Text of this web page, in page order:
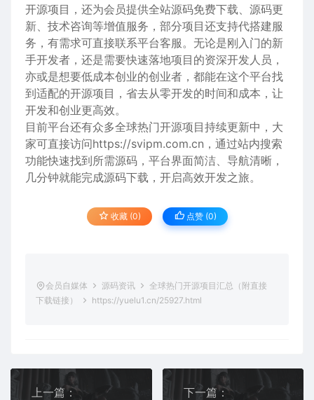
开源项目，还为会员提供全站源码免费下载、源码更
新、技术咨询等增值服务，部分项目还支持代搭建服
务，有需求可直接联系平台客服。无论是刚入门的新
手开发者，还是需要快速落地项目的资深开发人员，
亦或是想要低成本创业的创业者，都能在这个平台找
到适配的开源项目，省去从零开发的时间和成本，让
开发和创业更高效。
目前平台还有众多全球热门开源项目持续更新中，大
家可直接访问https://svipm.com.cn ，通过站内搜索
功能快速找到所需源码，平台界面简洁、导航清晰，
几分钟就能完成源码下载，开启高效开发之旅。
收藏 (0) 点赞 (0)
会员自媒体 源码资讯
全球热门开源项目汇总（附直接
下载链接）
https://yuelu1.cn/25927.html
上一篇：
下一篇：